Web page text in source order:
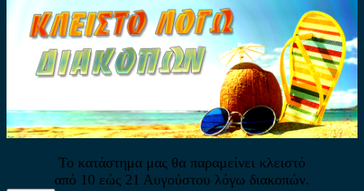
Το κατάστημα μας θα παραμείνει κλειστό
από 10 εώς 21 Αυγούστου λόγω διακοπών.